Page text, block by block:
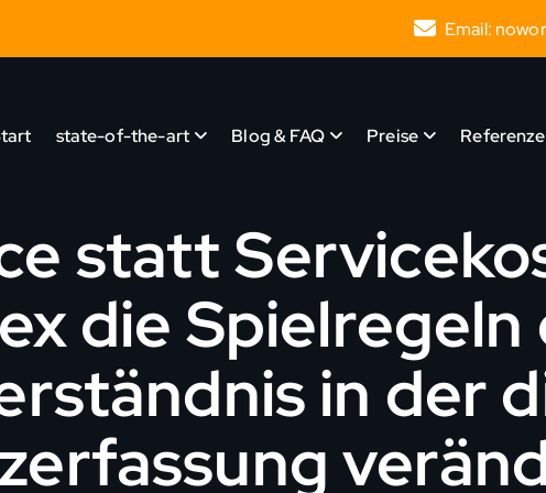
Email:
state-of-the-art Blog & FAQ Preise
statt
die Spielregeln
in der